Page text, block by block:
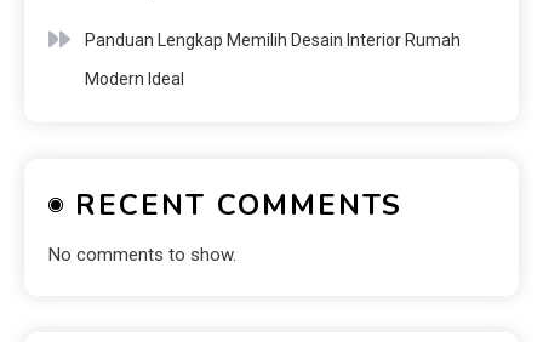
Panduan Lengkap Memilih Desain Interior Rumah
Modern Ideal
RECENT COMMENTS
No comments to show.